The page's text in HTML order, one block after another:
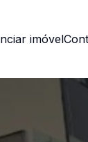
imóvel